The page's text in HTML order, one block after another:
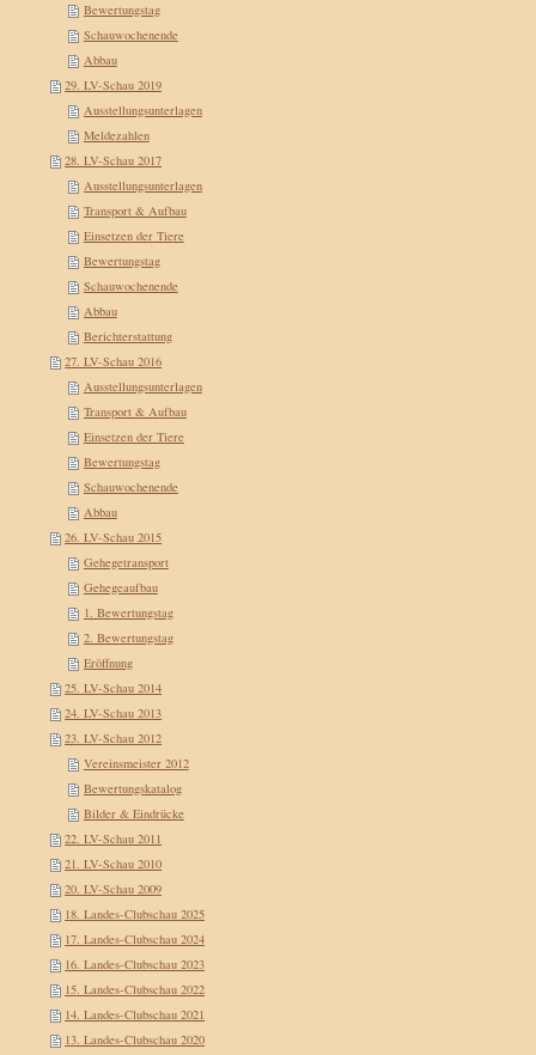
Bewertungstag
Schauwochenende
Abbau
29. LV-Schau 2019
Ausstellungsunterlagen
Meldezahlen
28. LV-Schau 2017
Ausstellungsunterlagen
Transport & Aufbau
Einsetzen der Tiere
Bewertungstag
Schauwochenende
Abbau
Berichterstattung
27. LV-Schau 2016
Ausstellungsunterlagen
Transport & Aufbau
Einsetzen der Tiere
Bewertungstag
Schauwochenende
Abbau
26. LV-Schau 2015
Gehegetransport
Gehegeaufbau
1. Bewertungstag
2. Bewertungstag
Eröffnung
25. LV-Schau 2014
24. LV-Schau 2013
23. LV-Schau 2012
Vereinsmeister 2012
Bewertungskatalog
Bilder & Eindrücke
22. LV-Schau 2011
21. LV-Schau 2010
20. LV-Schau 2009
18. Landes-Clubschau 2025
17. Landes-Clubschau 2024
16. Landes-Clubschau 2023
15. Landes-Clubschau 2022
14. Landes-Clubschau 2021
13. Landes-Clubschau 2020